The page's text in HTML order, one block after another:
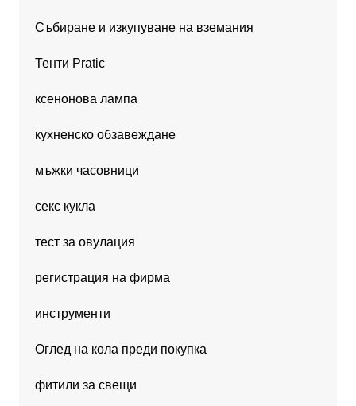
Събиране и изкупуване на вземания
Тенти Pratic
ксенонова лампа
кухненско обзавеждане
мъжки часовници
секс кукла
тест за овулация
регистрация на фирма
инструменти
Оглед на кола преди покупка
фитили за свещи